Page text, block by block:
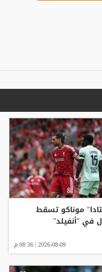
موناكو تسقط
في "أنفيلد"
2026-08-09 | 08:36 م